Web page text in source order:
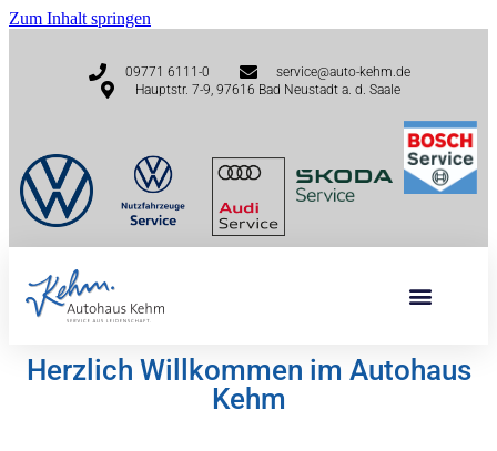
Zum Inhalt springen
09771 6111-0
service@auto-kehm.de
Hauptstr. 7-9, 97616 Bad Neustadt a. d. Saale
Herzlich Willkommen im Autohaus
Kehm